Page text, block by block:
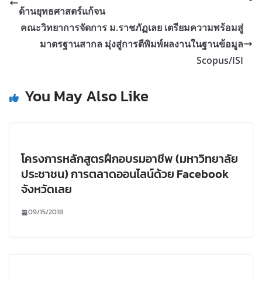
ด้านยุทธศาสตร์แก้จน
คณะวิทยาการจัดการ ม.ราชภัฏเลย เตรียมความพร้อมสู่
มาตรฐานสากล มุ่งสู่การตีพิมพ์ผลงานในฐานข้อมูล
Scopus/ISI
You May Also Like
โครงการหลักสูตรฝึกอบรมอาชีพ (มหาวิทยาลัย
ประชาชน) การตลาดออนไลน์ด้วย Facebook
จังหวัดเลย
09/15/2018